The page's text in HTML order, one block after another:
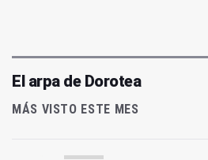
El arpa de Dorotea
MÁS VISTO ESTE MES